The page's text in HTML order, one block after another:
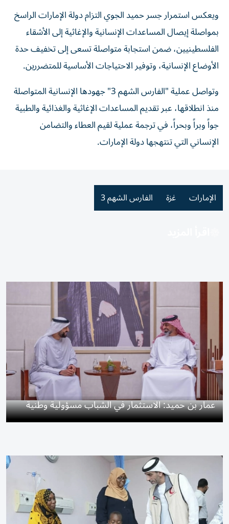
ويعكس استمرار جسر حميد الجوي التزام دولة الإمارات الراسخ
بمواصلة إيصال المساعدات الإنسانية والإغاثية إلى الأشقاء
الفلسطينيين، ضمن استجابة متواصلة تسعى إلى تخفيف حدة
الأوضاع الإنسانية، وتوفير الاحتياجات الأساسية للمتضررين.
وتواصل عملية "الفارس الشهم 3" جهودها الإنسانية المتواصلة
منذ انطلاقها، عبر تقديم المساعدات الإغاثية والغذائية والطبية
جواً وبراً وبحراً، في ترجمة عملية لقيم العطاء والتضامن
الإنساني التي تنتهجها دولة الإمارات.
الإمارات غزة الفارس الشهم 3
عمار بن حميد: الاستثمار في الشباب مسؤولية وطنية